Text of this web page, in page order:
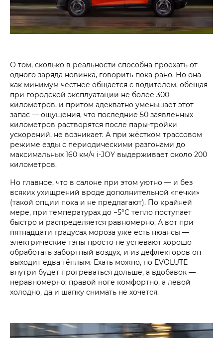
О том, сколько в реальности способна проехать от
одного заряда новинка, говорить пока рано. Но она
как минимум честнее общается с водителем, обещая
при городской эксплуатации не более 300
километров, и притом адекватно уменьшает этот
запас — ощущения, что последние 50 заявленных
километров растворятся после пары-тройки
ускорений, не возникает. А при жёстком трассовом
режиме езды с периодическими разгонами до
максимальных 160 км/ч i‑JOY выдерживает около 200
километров.
Но главное, что в салоне при этом уютно — и без
всяких ухищрений вроде дополнительной «печки»
(такой опции пока и не предлагают). По крайней
мере, при температурах до −5°С тепло поступает
быстро и распределяется равномерно. А вот при
пятнадцати градусах мороза уже есть нюансы —
электрические тэны просто не успевают хорошо
обработать забортный воздух, и из дефлекторов он
выходит едва тёплым. Ехать можно, но EVOLUTE
внутри будет прогреваться дольше, а вдобавок —
неравномерно: правой ноге комфортно, а левой
холодно, да и шапку снимать не хочется.